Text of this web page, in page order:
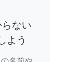
ない
よう